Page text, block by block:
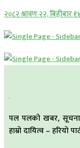
२०८२ श्रावण २२, बिहीबार
पल पलको खबर, सूचना र
हाम्रो दायित्व – हरियो